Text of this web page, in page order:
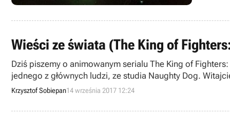
Wieści ze świata (The King of
Dziś piszemy o animowanym serialu The King of
jednego z głównych ludzi, ze studia Naughty Dog.
Krzysztof Sobiepan14 września 2017 12:24